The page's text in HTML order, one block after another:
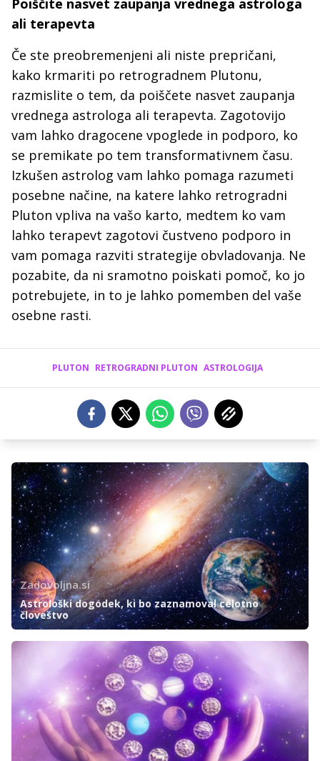
Poiščite nasvet zaupanja vrednega astrologa
ali terapevta
Če ste preobremenjeni ali niste prepričani,
kako krmariti po retrogradnem Plutonu,
razmislite o tem, da poiščete nasvet zaupanja
vrednega astrologa ali terapevta. Zagotovijo
vam lahko dragocene vpoglede in podporo, ko
se premikate po tem transformativnem času.
Izkušen astrolog vam lahko pomaga razumeti
posebne načine, na katere lahko retrogradni
Pluton vpliva na vašo karto, medtem ko vam
lahko terapevt zagotovi čustveno podporo in
vam pomaga razviti strategije obvladovanja. Ne
pozabite, da ni sramotno poiskati pomoč, ko jo
potrebujete, in to je lahko pomemben del vaše
osebne rasti.
PLUTON RETROGRADNI PLUTON ASTROLOGIJA
Zadovoljna.si
Astrološki dogodek, ki bo zaznamoval celotno
človeštvo